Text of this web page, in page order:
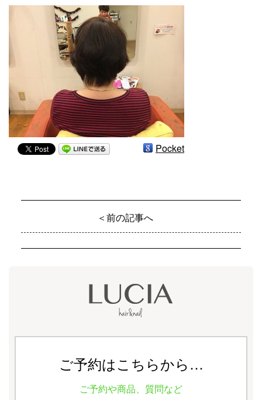
Pocket
＜前の記事へ
ご予約はこちらから…
ご予約や商品、質問など